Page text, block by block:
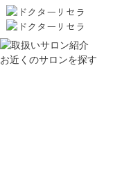
お近くのサロンを探す